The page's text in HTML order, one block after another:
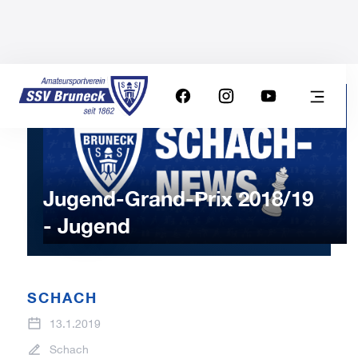
Jugend-Grand-Prix 2018/19
- Jugend
SCHACH
13.1.2019
Schach